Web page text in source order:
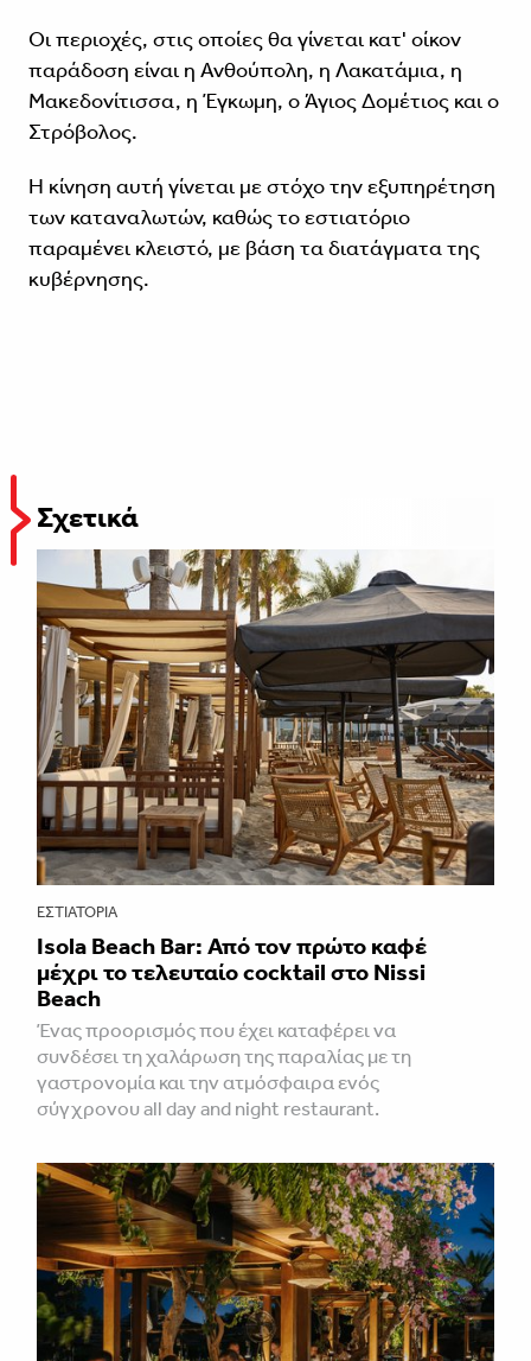
Οι περιοχές, στις οποίες θα γίνεται κατ' οίκον
παράδοση είναι η Ανθούπολη, η Λακατάμια, η
Μακεδονίτισσα, η Έγκωμη, ο Άγιος Δομέτιος και ο
Στρόβολος.
Η κίνηση αυτή γίνεται με στόχο την εξυπηρέτηση
των καταναλωτών, καθώς το εστιατόριο
παραμένει κλειστό, με βάση τα διατάγματα της
κυβέρνησης.
Σχετικά
ΕΣΤΙΑΤΌΡΙΑ
Isola Beach Bar: Από τον πρώτο καφέ
μέχρι το τελευταίο cocktail στο Nissi
Beach
Ένας προορισμός που έχει καταφέρει να
συνδέσει τη χαλάρωση της παραλίας με τη
γαστρονομία και την ατμόσφαιρα ενός
σύγχρονου all day and night restaurant.